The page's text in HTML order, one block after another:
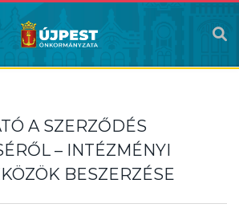
megnyitása
A SZERZŐDÉS
– INTÉZMÉNYI
BESZERZÉSE